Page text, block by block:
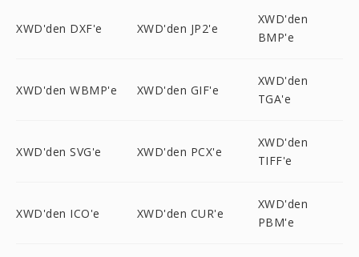
XWD'den DXF'e XWD'den JP2'e
XWD'den
BMP'e
XWD'den WBMP'e XWD'den GIF'e
XWD'den
TGA'e
XWD'den SVG'e XWD'den PCX'e
XWD'den
TIFF'e
XWD'den ICO'e XWD'den CUR'e
XWD'den
PBM'e